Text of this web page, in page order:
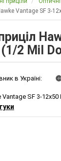
Vantage SF 3-
2 Mil
в Україні:
Vantage SF 3-12х50